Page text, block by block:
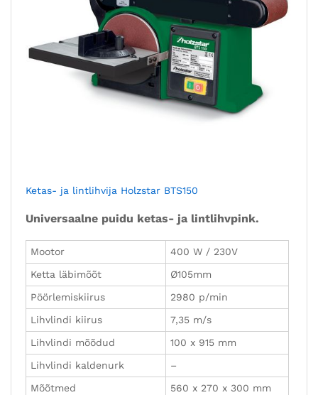
Ketas- ja lintlihvija Holzstar BTS150
Universaalne puidu ketas- ja lintlihvpink.
Mootor
400 W / 230V
Ketta läbimõõt
Ø105mm
Pöörlemiskiirus
2980 p/min
Lihvlindi kiirus
7,35 m/s
Lihvlindi mõõdud
100 x 915 mm
Lihvlindi kaldenurk
–
Mõõtmed
560 x 270 x 300 mm